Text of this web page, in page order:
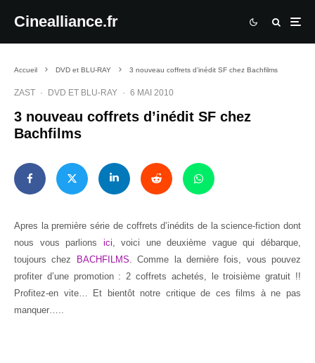
Cinealliance.fr
Accueil DVD et BLU-RAY 3 nouveau coffrets d’inédit SF chez Bachfilms
ZAST · DVD ET BLU-RAY · 6 MAI 2010
3 nouveau coffrets d’inédit SF chez
Bachfilms
Apres la première série de coffrets d’inédits de la science-fiction dont
nous vous parlions ici, voici une deuxième vague qui débarque,
toujours chez
BACHFILMS. Comme la dernière fois, vous pouvez
profiter d’une promotion : 2 coffrets achetés, le troisième gratuit !!
Profitez-en vite… Et bientôt notre critique de ces films à ne pas
manquer…..